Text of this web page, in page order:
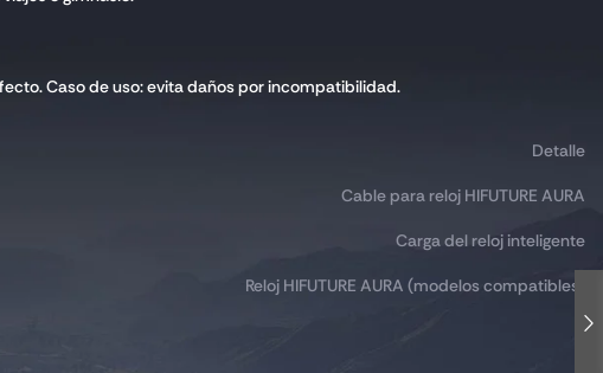
Caso de uso: evita daños por incompatibilidad.
Detalle
Cable para reloj HIFUTURE AURA
Carga del reloj inteligente
Reloj HIFUTURE AURA (modelos compatibles)